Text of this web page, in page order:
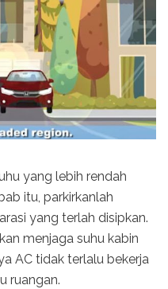
yang lebih rendah
itu, parkirkanlah
yang terlah disipkan.
menjaga suhu kabin
AC tidak terlalu bekerja
ruangan.